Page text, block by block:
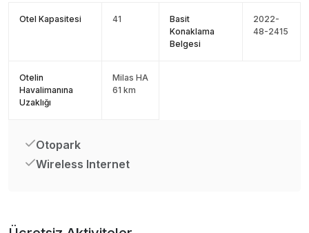
Otel Kapasitesi 41
Basit
Konaklama
Belgesi
2022-
48-2415
Otelin
Havalimanına
Uzaklığı
Milas HA
61 km
Otopark
Wireless Internet